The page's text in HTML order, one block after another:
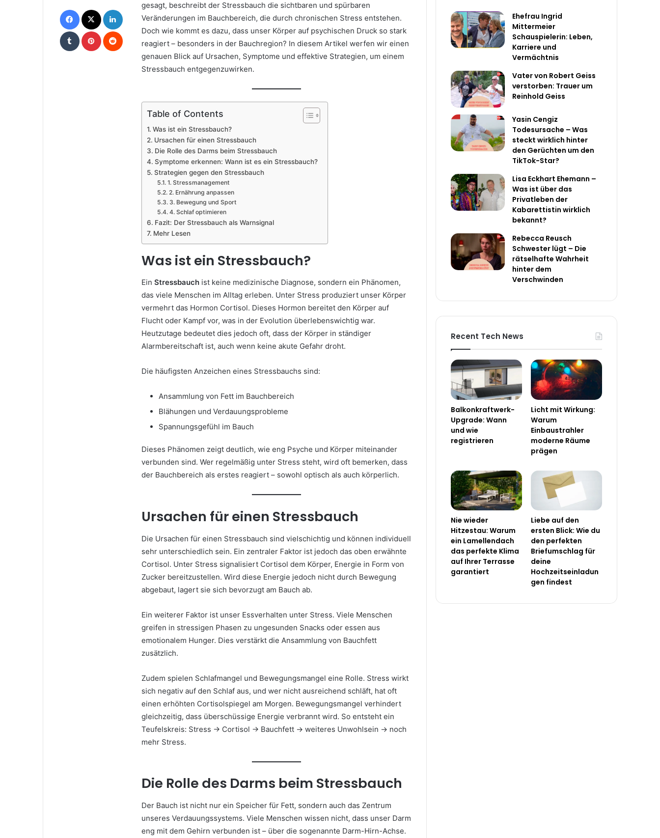
gesagt, beschreibt der Stressbauch die sichtbaren und spürbaren
Veränderungen im Bauchbereich, die durch chronischen Stress entstehen.
Doch wie kommt es dazu, dass unser Körper auf psychischen Druck so stark
reagiert – besonders in der Bauchregion? In diesem Artikel werfen wir einen
genauen Blick auf Ursachen, Symptome und effektive Strategien, um einem
Stressbauch entgegenzuwirken.
Table of Contents
Was ist ein Stressbauch?
Ursachen für einen Stressbauch
Die Rolle des Darms beim Stressbauch
Symptome erkennen: Wann ist es ein Stressbauch?
Strategien gegen den Stressbauch
1. Stressmanagement
2. Ernährung anpassen
3. Bewegung und Sport
4. Schlaf optimieren
Fazit: Der Stressbauch als Warnsignal
Mehr Lesen
Was ist ein Stressbauch?
Ein Stressbauch ist keine medizinische Diagnose, sondern ein Phänomen,
das viele Menschen im Alltag erleben. Unter Stress produziert unser Körper
vermehrt das Hormon Cortisol. Dieses Hormon bereitet den Körper auf
Flucht oder Kampf vor, was in der Evolution überlebenswichtig war.
Heutzutage bedeutet dies jedoch oft, dass der Körper in ständiger
Alarmbereitschaft ist, auch wenn keine akute Gefahr droht.
Die häufigsten Anzeichen eines Stressbauchs sind:
Ansammlung von Fett im Bauchbereich
Blähungen und Verdauungsprobleme
Spannungsgefühl im Bauch
Dieses Phänomen zeigt deutlich, wie eng Psyche und Körper miteinander
verbunden sind. Wer regelmäßig unter Stress steht, wird oft bemerken, dass
der Bauchbereich als erstes reagiert – sowohl optisch als auch körperlich.
Ursachen für einen Stressbauch
Die Ursachen für einen Stressbauch sind vielschichtig und können individuell
sehr unterschiedlich sein. Ein zentraler Faktor ist jedoch das oben erwähnte
Cortisol. Unter Stress signalisiert Cortisol dem Körper, Energie in Form von
Zucker bereitzustellen. Wird diese Energie jedoch nicht durch Bewegung
abgebaut, lagert sie sich bevorzugt am Bauch ab.
Ein weiterer Faktor ist unser Essverhalten unter Stress. Viele Menschen
greifen in stressigen Phasen zu ungesunden Snacks oder essen aus
emotionalem Hunger. Dies verstärkt die Ansammlung von Bauchfett
zusätzlich.
Zudem spielen Schlafmangel und Bewegungsmangel eine Rolle. Stress wirkt
sich negativ auf den Schlaf aus, und wer nicht ausreichend schläft, hat oft
einen erhöhten Cortisolspiegel am Morgen. Bewegungsmangel verhindert
gleichzeitig, dass überschüssige Energie verbrannt wird. So entsteht ein
Teufelskreis: Stress → Cortisol → Bauchfett → weiteres Unwohlsein → noch
mehr Stress.
Die Rolle des Darms beim Stressbauch
Der Bauch ist nicht nur ein Speicher für Fett, sondern auch das Zentrum
unseres Verdauungssystems. Viele Menschen wissen nicht, dass unser Darm
eng mit dem Gehirn verbunden ist – über die sogenannte Darm-Hirn-Achse.
Facebook LinkedIn
Tumblr Pinterest
Ehefrau Ingrid
Mittermeier
Schauspielerin: Leben,
Karriere und
Vermächtnis
Vater von Robert Geiss
verstorben: Trauer um
Reinhold Geiss
Yasin Cengiz
Todesursache – Was
steckt wirklich hinter
den Gerüchten um den
TikTok-Star?
Lisa Eckhart Ehemann –
Was ist über das
Privatleben der
Kabarettistin wirklich
bekannt?
Rebecca Reusch
Schwester lügt – Die
rätselhafte Wahrheit
hinter dem
Verschwinden
Recent Tech News
Balkonkraftwerk-
Upgrade: Wann
und wie
registrieren
Licht mit Wirkung:
Warum
Einbaustrahler
moderne Räume
prägen
Nie wieder
Hitzestau: Warum
ein Lamellendach
das perfekte Klima
auf Ihrer Terrasse
garantiert
Liebe auf den
ersten Blick: Wie du
den perfekten
Briefumschlag für
deine
Hochzeitseinladun
gen findest